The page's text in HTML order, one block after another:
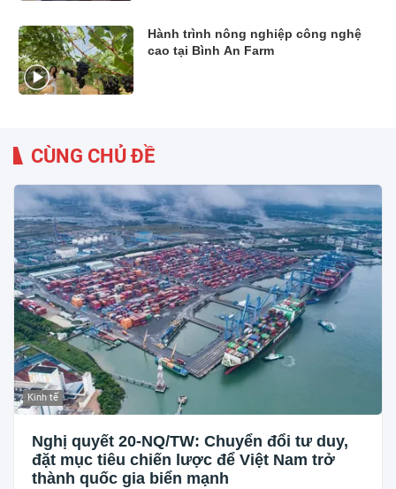
Hành trình nông nghiệp công nghệ
cao tại Bình An Farm
CÙNG CHỦ ĐỀ
Kinh tế
Nghị quyết 20-NQ/TW: Chuyển đổi tư duy,
đặt mục tiêu chiến lược để Việt Nam trở
thành quốc gia biển mạnh